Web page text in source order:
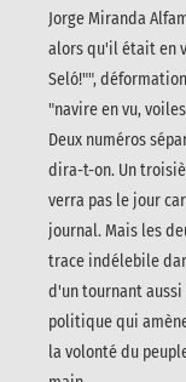
Jorge Miranda
alors qu'il était en
Seló!"",
"navire en vu,
Deux numéros
dira-t-on. Un
verra pas le jour
journal. Mais les
trace indélebile
d'un tournant
politique qui
la volonté du